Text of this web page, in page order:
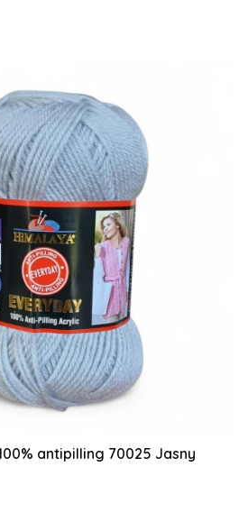
antipilling 70025 Jasny